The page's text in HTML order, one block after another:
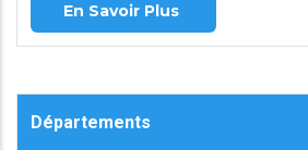
En Savoir Plus
Départements